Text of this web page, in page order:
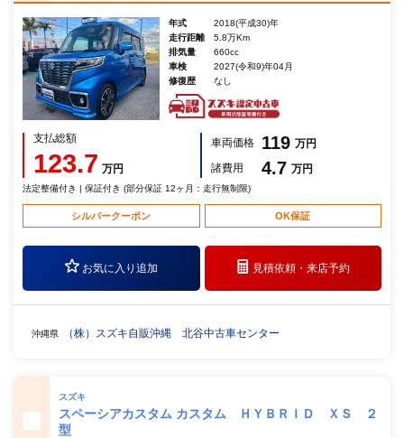
年式
2018(平成30)年
走行距離
5.8万Km
排気量
660cc
車検
2027(令和9)年04月
修復歴
なし
支払総額
123.7 万円
車両価格 119 万円
諸費用
4.7 万円
法定整備付き | 保証付き (部分保証 12ヶ月：走行無制限)
シルバークーポン OK保証
お気に入り追加 見積依頼・来店予約
沖縄県 （株）スズキ自販沖縄 北谷中古車センター
スズキ
スペーシアカスタム カスタム ＨＹＢＲＩＤ ＸＳ ２
型